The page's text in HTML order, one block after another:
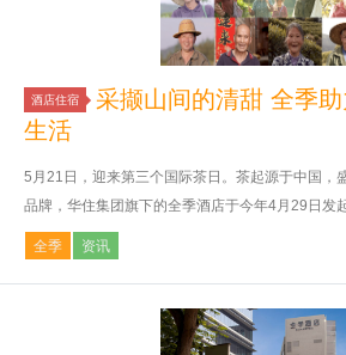
酒店住宿
采撷山间的清甜 全季
生活
5月21日，迎来第三个国际茶日。茶起源于中国，
品牌，华住集团旗下的全季酒店于今年4月29日发
全季 资讯